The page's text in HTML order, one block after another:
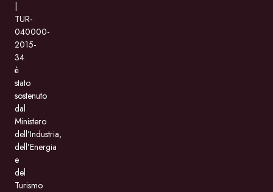
|
TUR-
040000-
2015-
34
è
stato
sostenuto
dal
Ministero
dell’Industria,
dell’Energia
e
del
Turismo